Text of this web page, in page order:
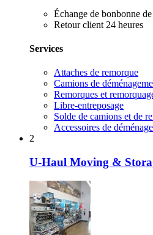
Échange de bonbonne
Retour client 24 heures
Services
Attaches de remorque
Camions de
Remorques et
Libre-entreposage
Solde de camions et de
Accessoires de
2
U-Haul Moving &